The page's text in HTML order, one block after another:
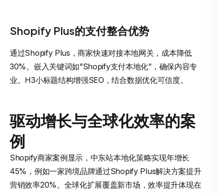
Shopify Plus的支付整合优势
通过Shopify Plus，商家快速对接本地网关，成本降低
30%。嵌入关键词如”Shopify支付本地化”，确保内容专
业。H3小标题结构增强SEO，结合数据优化可信度。
驱动增长与全球化效率的案
例
Shopify商家案例显示，中东站本地化策略实现年增长
45%，例如一家跨境品牌通过Shopify Plus解决方案提升
营销效率20%。全球化扩展覆盖新市场，效率提升体现在